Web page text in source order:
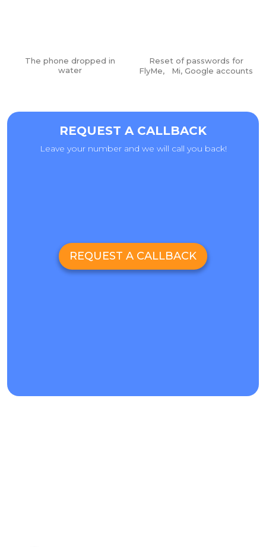
The phone dropped in
water
Reset of passwords for
FlyMe, Mi, Google accounts
REQUEST A CALLBACK
Leave your number and we will call you back!
REQUEST A CALLBACK